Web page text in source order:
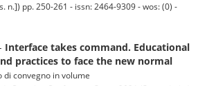
n.]) pp. 250-261 - issn: 2464-9309 - wos: (0) -
Interface takes command. Educational
practices to face the new normal
di convegno in volume